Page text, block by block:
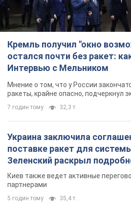
Кремль получил "окно
остался почти без ракет:
Интервью с Мельником
Мнение о том, что у России
ракеты, крайне опасно, подчеркнул
7 годин тому 32,3 т.
Украина заключила
поставке ракет для
Зеленский раскрыл
Киев также ведет активные
партнерами
5 годин тому 35,4 т.